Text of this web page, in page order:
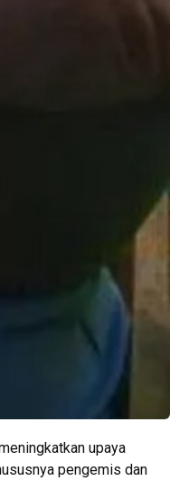
upaya
pengemis dan